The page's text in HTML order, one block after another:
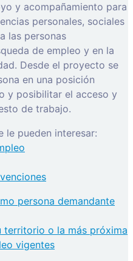
y acompañamiento para
personales, sociales
las personas
de empleo y en la
Desde el proyecto se
en una posición
y posibilitar el acceso y
de trabajo.
le pueden interesar:
persona demandante
territorio o la más próxima
vigentes